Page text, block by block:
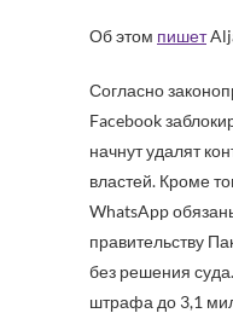
Об этом пишет
Согласно
Facebook
начнут удалят
властей. Кроме
WhatsApp
правительству
без решения
штрафа до 3,1